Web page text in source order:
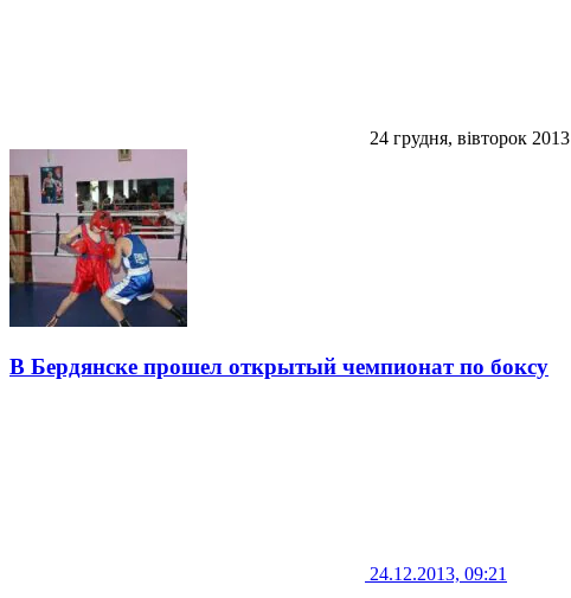
24 грудня, вівторок 2013
В Бердянске прошел открытый чемпионат по боксу
24.12.2013, 09:21